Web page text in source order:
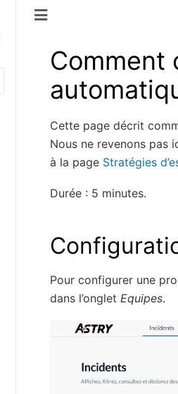
Comment
Cette page décrit
Nous ne revenons pas
à la page Stratégies
Durée : 5 minutes.
Pour configurer une
dans l’onglet Equipes.